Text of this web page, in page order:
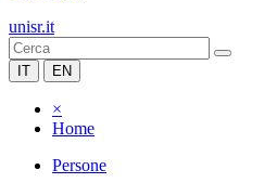
unisr.it
IT EN
×
Home
Persone